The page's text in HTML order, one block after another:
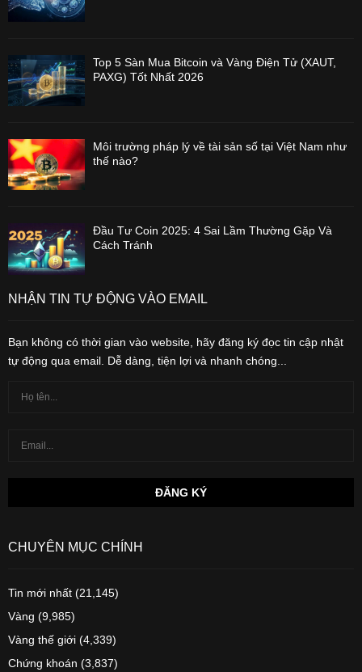
Top 5 Sàn Mua Bitcoin và Vàng Điện Tử (XAUT,
PAXG) Tốt Nhất 2026
Môi trường pháp lý về tài sản số tại Việt Nam như
thế nào?
Đầu Tư Coin 2025: 4 Sai Lầm Thường Gặp Và
Cách Tránh
NHẬN TIN TỰ ĐỘNG VÀO EMAIL
Bạn không có thời gian vào website, hãy đăng ký đọc tin cập nhật
tự động qua email. Dễ dàng, tiện lợi và nhanh chóng...
CHUYÊN MỤC CHÍNH
Tin mới nhất (21,145)
Vàng (9,985)
Vàng thế giới (4,339)
Chứng khoán (3,837)